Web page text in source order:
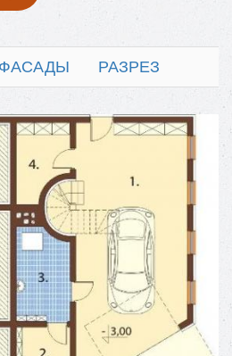
ФАСАДЫ РАЗРЕЗ